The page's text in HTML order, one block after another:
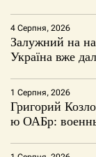
4 Серпня, 2026
Залужний на
Україна вже
1 Серпня, 2026
Григорий
ю ОАБр: